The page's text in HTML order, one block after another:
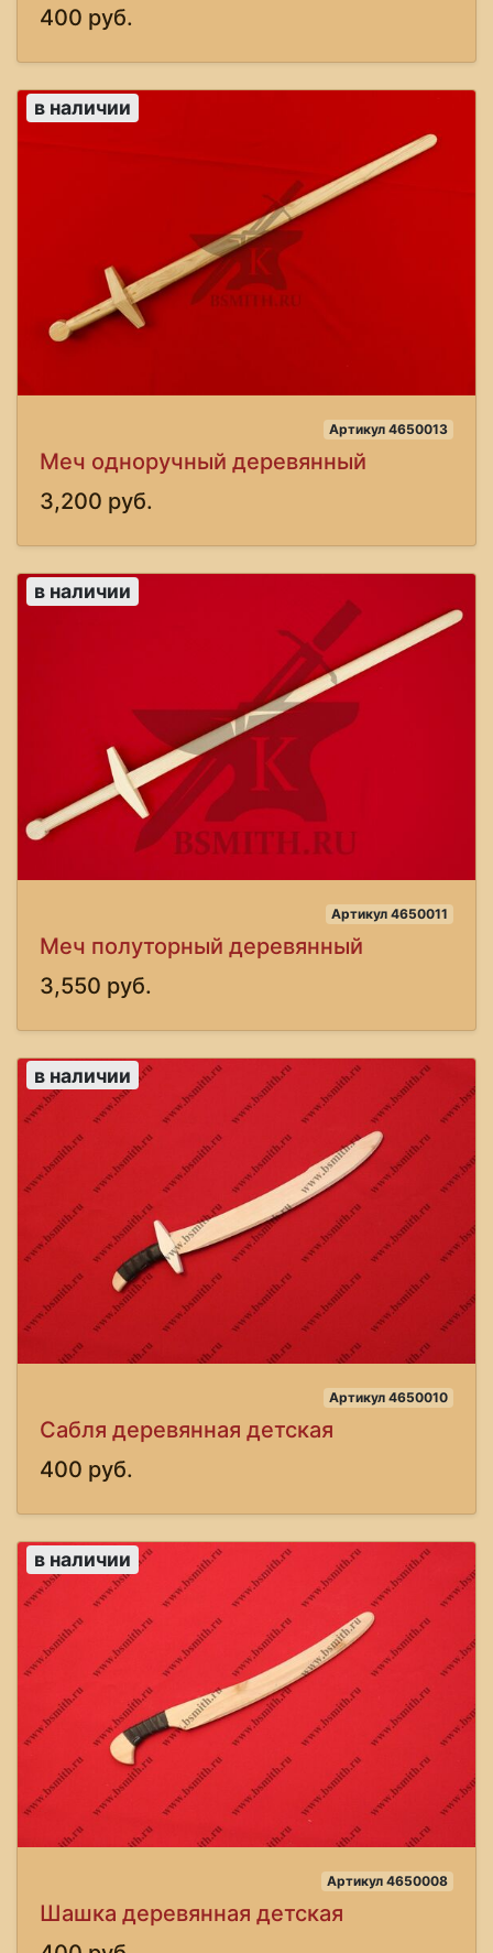
400 руб.
в наличии
Артикул 4650013
Меч одноручный деревянный
3,200 руб.
в наличии
Артикул 4650011
Меч полуторный деревянный
3,550 руб.
в наличии
Артикул 4650010
Сабля деревянная детская
400 руб.
в наличии
Артикул 4650008
Шашка деревянная детская